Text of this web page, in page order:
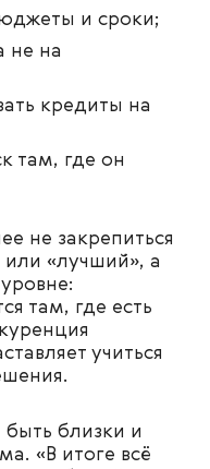
и сроки;
не на
кредиты на
там, где он
не закрепиться
или «лучший», а
там, где есть
учиться
близки и
«В итоге всё